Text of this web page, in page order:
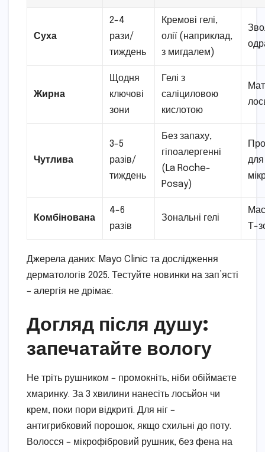
Суха
2-4
рази/
тиждень
Кремові гелі,
олії (наприклад,
з мигдалем)
Жирна
Щодня
ключові
зони
Гелі з
саліциловою
кислотою
Чутлива
3-5
разів/
тиждень
Без запаху,
гіпоалергенні
(La Roche-
Posay)
для
Комбінована
4-6
разів
Зональні гелі
Т-
Джерела даних: Mayo Clinic та дослідження
дерматологів 2025. Тестуйте новинки на зап’ясті
– алергія не дрімає.
Догляд після душу:
запечатайте вологу
Не тріть рушником – промокніть, ніби обіймаєте
хмаринку. За 3 хвилини нанесіть лосьйон чи
крем, поки пори відкриті. Для ніг –
антигрибковий порошок, якщо схильні до поту.
Волосся – мікрофібровий рушник, без фена на